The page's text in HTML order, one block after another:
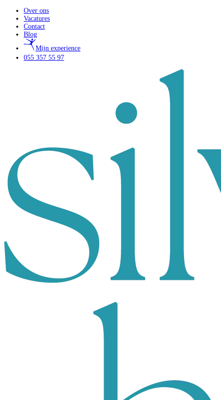
Over ons
Vacatures
Contact
Blog
Mijn experience
055 357 55 97